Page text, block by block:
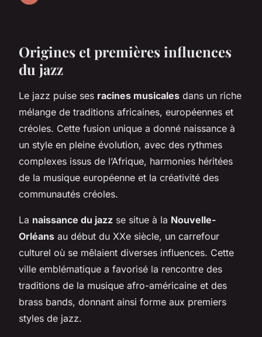
Origines et premières influences
du jazz
Le jazz puise ses racines musicales dans un riche
mélange de traditions africaines, européennes et
créoles. Cette fusion unique a donné naissance à
un style en pleine évolution, avec des rythmes
complexes issus de l’Afrique, harmonies héritées
de la musique européenne et la créativité des
communautés créoles.
La naissance du jazz se situe à la Nouvelle-
Orléans au début du XXe siècle, un carrefour
culturel où se mêlaient diverses influences. Cette
ville emblématique a favorisé la rencontre des
traditions de la musique afro-américaine et des
brass bands, donnant ainsi forme aux premiers
styles de jazz.